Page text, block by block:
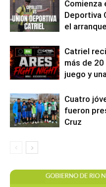
Comienza
Deportiva
el
Catriel
más de
juego y
Cuatro
fueron
Cruz